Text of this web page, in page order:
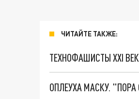
ЧИТАЙТЕ ТАКЖЕ:
ТЕХНОФАШИСТЫ XXI
ОПЛЕУХА МАСКУ. "ПОРА